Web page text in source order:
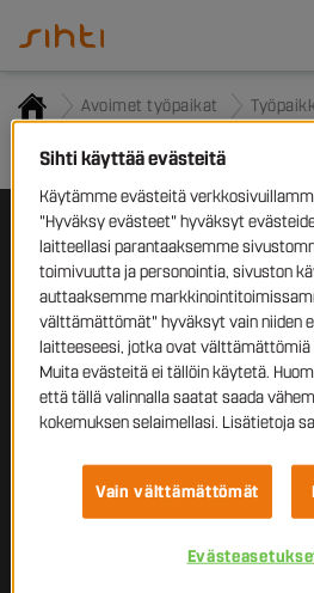
Avoimet työpaikat
Työpaikkailmoitusta ei
Työnhakijoille
Yrityksille
Sihti
Ota yhteyttä
Esplanadi 2,
33100 Tampere
+358 10 320 6500
sihti@sihti.fi
Sihti käyttää evästeitä
Käytämme evästeitä
"Hyväksy evästeet" hyväksyt
laitteellasi parantaaksemme
toimivuutta ja personointia, sivuston
auttaaksemme
välttämättömät" hyväksyt vain niiden
laitteeseesi, jotka ovat välttämättömiä
Muita evästeitä ei tällöin käytetä.
että tällä valinnalla saatat saada
kokemuksen selaimellasi. Lisätietoja
Vain välttämättömät